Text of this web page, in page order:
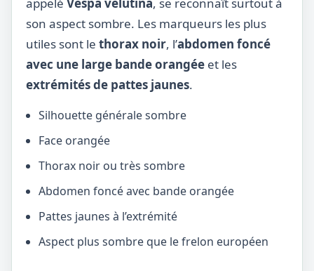
son aspect sombre. Les marqueurs les plus
utiles sont le thorax noir, l’abdomen foncé
avec une large bande orangée et les
extrémités de pattes jaunes.
Silhouette générale sombre
Face orangée
Thorax noir ou très sombre
Abdomen foncé avec bande orangée
Pattes jaunes à l’extrémité
Aspect plus sombre que le frelon européen